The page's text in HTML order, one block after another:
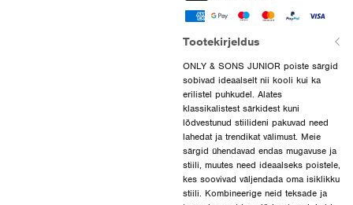
Tootekirjeldus
ONLY & SONS JUNIOR poiste särgid
sobivad ideaalselt nii kooli kui ka
erilistel puhkudel. Alates
klassikalistest särkidest kuni
lõdvestunud stiilideni pakuvad need
lahedat ja trendikat välimust. Meie
särgid ühendavad endas mugavuse ja
stiili, muutes need ideaalseks poistele,
kes soovivad väljendada oma isiklikku
stiili. Kombineerige neid teksade ja